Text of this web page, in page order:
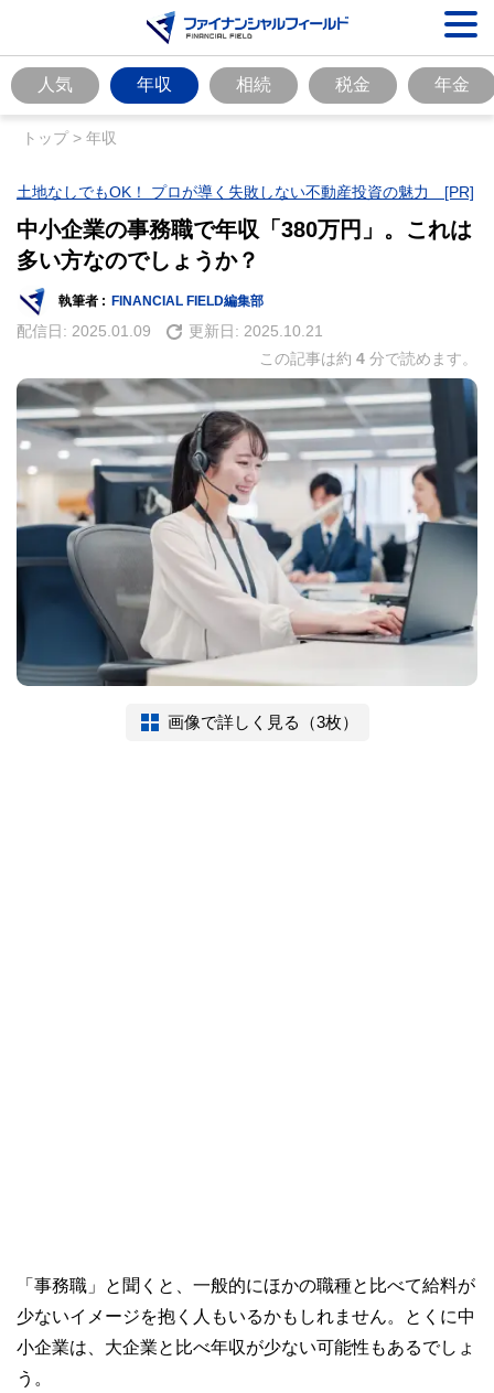
人気 年収 相続 税金 年金
トップ> 年収
土地なしでもOK！ プロが導く失敗しない不動産投資の魅力 [PR]
中小企業の事務職で年収「380万円」。これは
多い方なのでしょうか？
執筆者 : FINANCIAL FIELD編集部
配信日: 2025.01.09 更新日: 2025.10.21
この記事は約 4 分で読めます。
画像で詳しく見る（3枚）
「事務職」と聞くと、一般的にほかの職種と比べて給料が
少ないイメージを抱く人もいるかもしれません。とくに中
小企業は、大企業と比べ年収が少ない可能性もあるでしょ
う。